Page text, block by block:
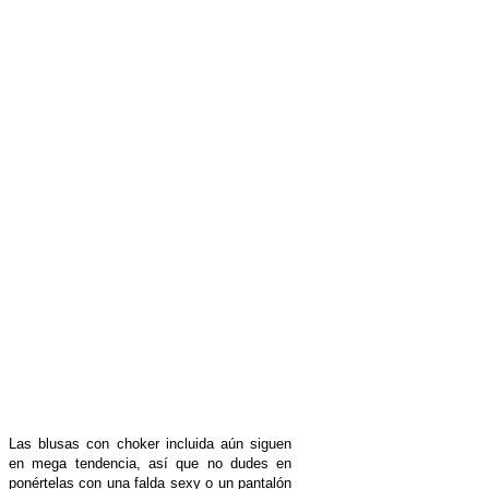
Las blusas con choker incluida aún siguen
en mega tendencia, así que no dudes en
ponértelas con una falda sexy o un pantalón